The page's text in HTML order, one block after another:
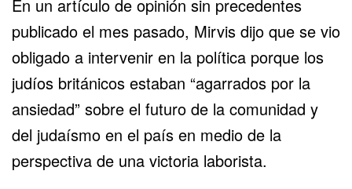
En un artículo de opinión sin precedentes
publicado el mes pasado, Mirvis dijo que se vio
obligado a intervenir en la política porque los
judíos británicos estaban “agarrados por la
ansiedad” sobre el futuro de la comunidad y
del judaísmo en el país en medio de la
perspectiva de una victoria laborista.